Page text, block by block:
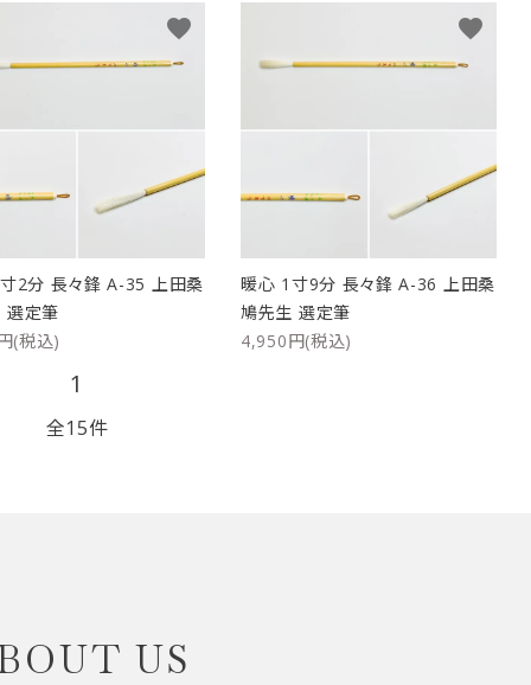
2分 長々鋒 A-35 上田桑
選定筆
(税込)
favorite
暖心 1寸9分 長々鋒 A-36 上田桑
鳩先生 選定筆
4,950円(税込)
favorite
1
全15件
US